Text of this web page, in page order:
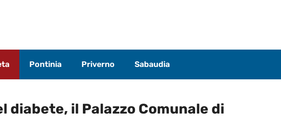
Pontinia Priverno Sabaudia
diabete, il Palazzo Comunale di